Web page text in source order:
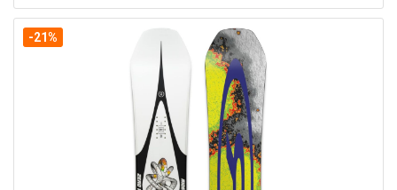
-21%